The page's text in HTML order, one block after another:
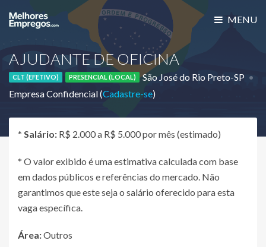
MENU
AJUDANTE DE OFICINA
CLT (EFETIVO) PRESENCIAL (LOCAL)
São José do Rio Preto-SP
Empresa Confidencial (Cadastre-se)
* Salário: R$ 2.000 a R$ 5.000 por mês (estimado)
* O valor exibido é uma estimativa calculada com base
em dados públicos e referências do mercado. Não
garantimos que este seja o salário oferecido para esta
vaga específica.
Área:Outros